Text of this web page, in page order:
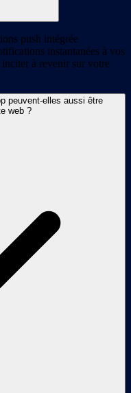
push intégrée
instantanées à vos
à revenir sur votre
peuvent-elles aussi être
web ?